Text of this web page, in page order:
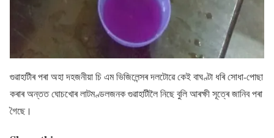
গুৱাহাটীৰ পৰা অহা দহজনীয়া চি এম ভিজিলেন্সৰ দলটোৱে কেই বাঘণ্টা ধৰি সোধা-পোছা
কৰাৰ অন্তত ঘোচখোৰ লাটমণ্ডলজনক গুৱাহাটীলৈ নিছে বুলি আৰক্ষী সূত্ৰে জানিব পৰা
গৈছে।